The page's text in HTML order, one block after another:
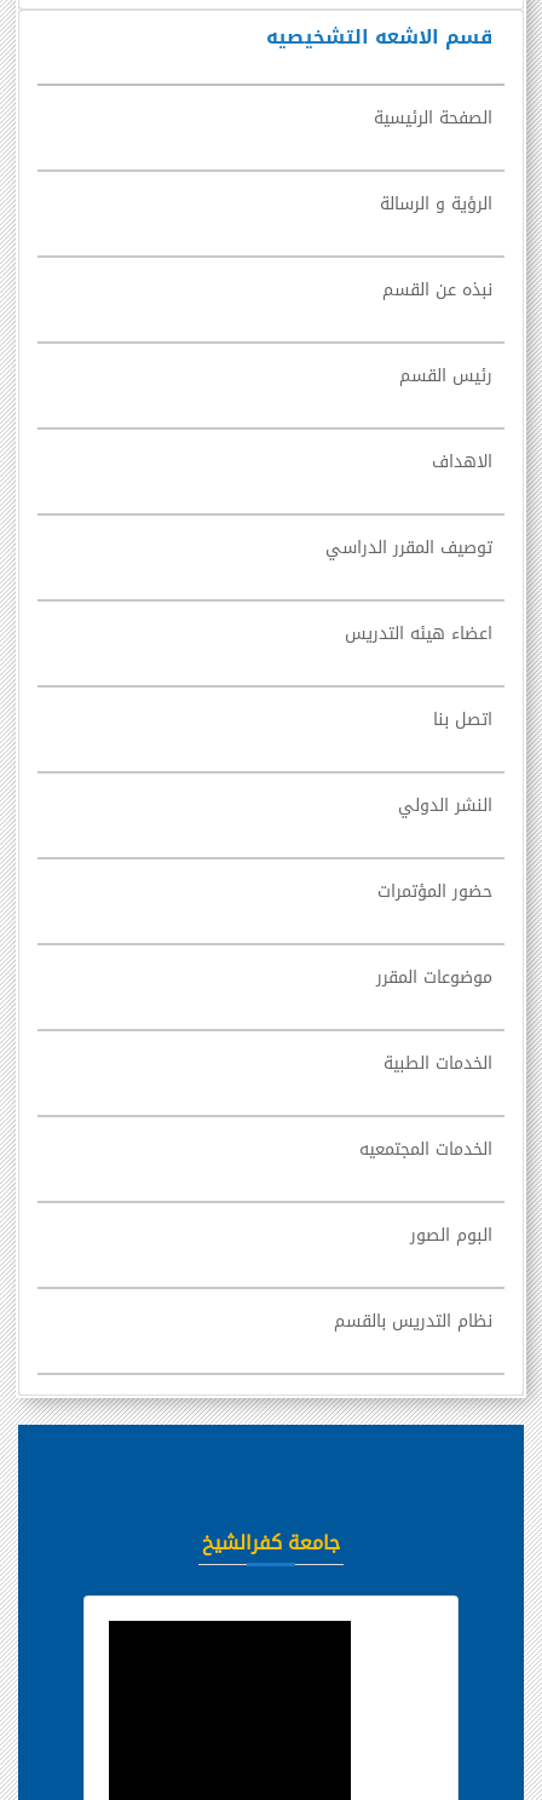
قسم الاشعه التشخيصيه
الصفحة الرئيسية
الرؤية و الرسالة
نبذه عن القسم
رئيس القسم
الاهداف
توصيف المقرر الدراسي
اعضاء هيئه التدريس
اتصل بنا
النشر الدولي
حضور المؤتمرات
موضوعات المقرر
الخدمات الطبية
الخدمات المجتمعيه
البوم الصور
نظام التدريس بالقسم
جامعة كفرالشيخ